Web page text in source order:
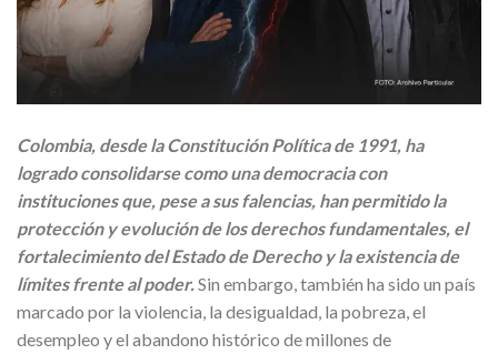
Colombia, desde la Constitución Política de 1991, ha
logrado consolidarse como una democracia con
instituciones que, pese a sus falencias, han permitido la
protección y evolución de los derechos fundamentales, el
fortalecimiento del Estado de Derecho y la existencia de
límites frente al poder. Sin embargo, también ha sido un país
marcado por la violencia, la desigualdad, la pobreza, el
desempleo y el abandono histórico de millones de